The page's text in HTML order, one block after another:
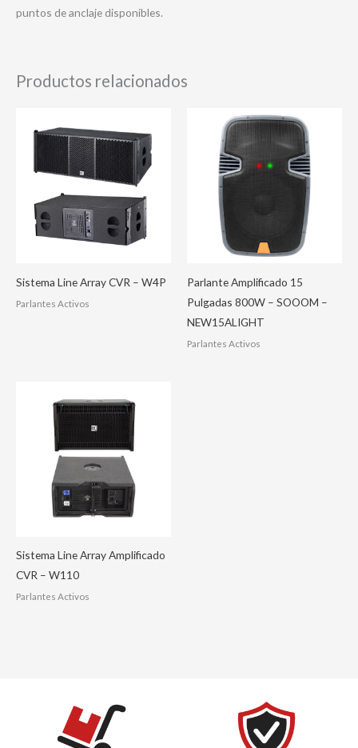
puntos de anclaje disponibles.
Productos relacionados
Sistema Line Array CVR – W4P
Parlantes Activos
Parlante Amplificado 15
Pulgadas 800W – SOOOM –
NEW15ALIGHT
Parlantes Activos
Sistema Line Array Amplificado
CVR – W110
Parlantes Activos